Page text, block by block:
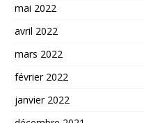
mai 2022
avril 2022
mars 2022
février 2022
janvier 2022